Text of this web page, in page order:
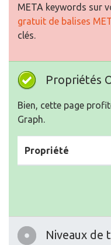
META keywords sur
gratuit de balises
clés.
Propriétés
Bien, cette page
Graph.
Propriété
Niveaux de